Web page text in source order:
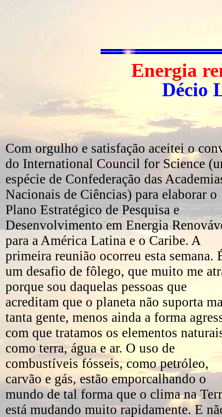
Energia
Décio
Com orgulho e satisfação aceitei o
do International Council for Science
espécie de Confederação das
Nacionais de Ciências) para elaborar o
Plano Estratégico de Pesquisa e
Desenvolvimento em Energia
para a América Latina e o Caribe. A
primeira reunião ocorreu esta semana.
um desafio de fôlego, que muito me
porque sou daquelas pessoas que
acreditam que o planeta não suporta
tanta gente, menos ainda a forma
com que tratamos os elementos
como terra, água e ar. O uso de
combustíveis fósseis, como petróleo,
carvão e gás, estão emporcalhando o
mundo de tal forma que o clima na
está mudando muito rapidamente. E